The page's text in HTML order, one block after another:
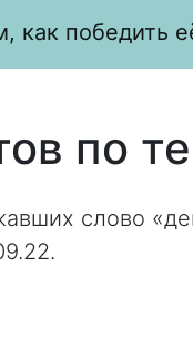
как победить
по
слово